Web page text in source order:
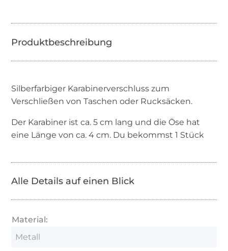
Silberfarbiger Karabinerverschluss zum
Verschließen von Taschen oder Rucksäcken.
Der Karabiner ist ca. 5 cm lang und die Öse hat
eine Länge von ca. 4 cm. Du bekommst 1 Stück
Alle Details auf einen Blick
Material:
Metall